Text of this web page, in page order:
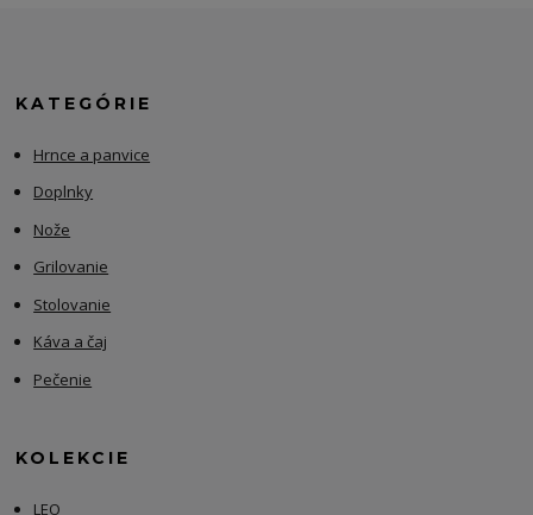
KATEGÓRIE
Hrnce a panvice
Doplnky
Nože
Grilovanie
Stolovanie
Káva a čaj
Pečenie
KOLEKCIE
LEO